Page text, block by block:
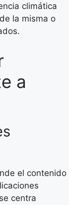
climática
la misma o
a
el contenido
centra